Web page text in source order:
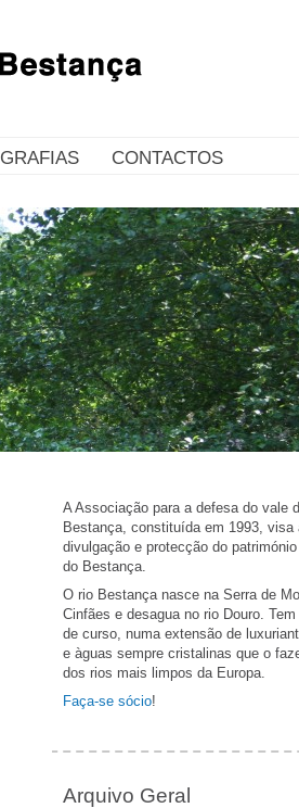
CONTACTOS
A Associação para a defesa do vale
Bestança, constituída em 1993, visa
divulgação e protecção do
do Bestança.
O rio Bestança nasce na Serra de
Cinfães e desagua no rio Douro.
de curso, numa extensão de
e àguas sempre cristalinas que o
dos rios mais limpos da Europa.
Faça-se sócio!
Arquivo Geral